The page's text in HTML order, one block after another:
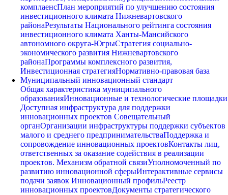
комплаенсПлан мероприятий по улучшению состояния
инвестиционного климата Нижневартовского
районаРезультаты Национального рейтинга состояния
инвестиционного климата Ханты-Мансийского
автономного округа-ЮгрыСтратегия социально-
экономического развития Нижневартовского
районаПрограммы комплексного развития,
Инвестиционная стратегияНормативно-правовая база
Муниципальный инновационный стандарт
Общая характеристика муниципального
образованияИнновационные и технологические площадки
Доступная инфраструктура для поддержки
инновационных проектов Совещательный
органОрганизации инфраструктуры поддержки субъектов
малого и среднего предпринимательстваПоддержка и
сопровождение инновационных проектовКонтакты лиц,
ответственных за оказание содействия в реализации
проектов. Механизм обратной связиУполномоченный по
развитию инновационной сферыИнтерактивные сервисы
подачи заявок Инновационный профильРеестр
инновационных проектовДокументы стратегического